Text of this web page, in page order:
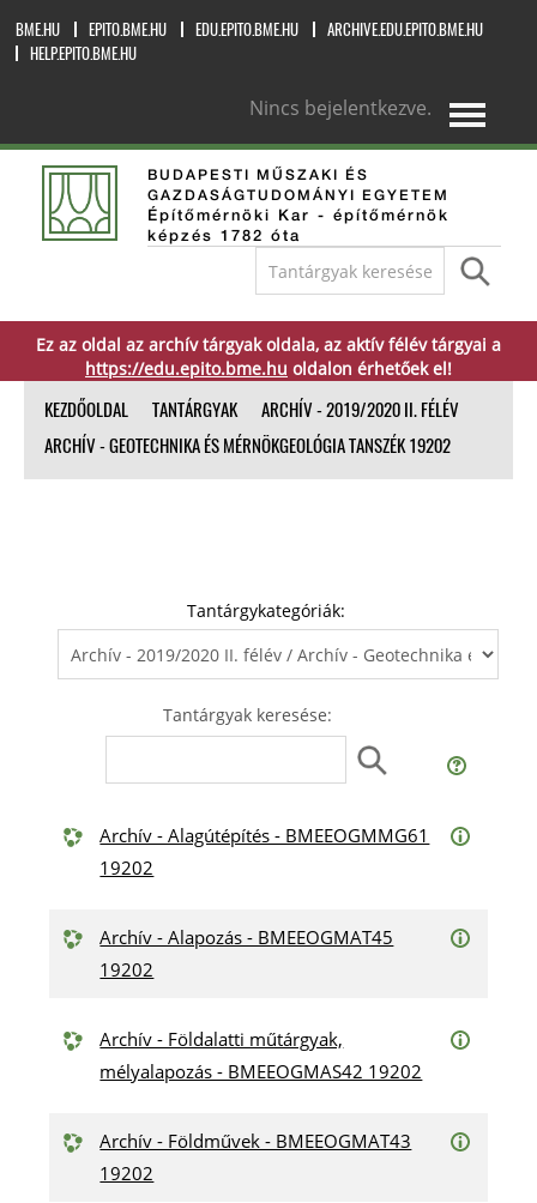
BME.HU EPITO.BME.HU EDU.EPITO.BME.HU
ARCHIVE.EDU.EPITO.BME.HU
HELP.EPITO.BME.HU
Nincs bejelentkezve.
BUDAPESTI MŰSZAKI ÉS
GAZDASÁGTUDOMÁNYI EGYETEM
Építőmérnöki Kar - építőmérnök
képzés 1782 óta
Ez az oldal az archív tárgyak oldala, az aktív félév tárgyai a
https://edu.epito.bme.hu oldalon érhetőek el!
KEZDŐOLDAL TANTÁRGYAK
ARCHÍV - 2019/2020 II. FÉLÉV
ARCHÍV - GEOTECHNIKA ÉS MÉRNÖKGEOLÓGIA TANSZÉK 19202
Tantárgykategóriák:
Tantárgyak keresése:
Archív - Alagútépítés - BMEEOGMMG61
19202
Archív - Alapozás - BMEEOGMAT45
19202
Archív - Földalatti műtárgyak,
mélyalapozás - BMEEOGMAS42 19202
Archív - Földművek - BMEEOGMAT43
19202